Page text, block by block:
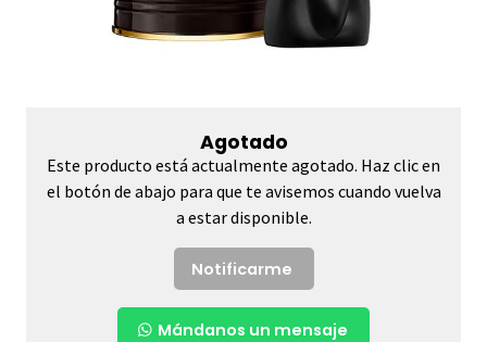
Agotado
Este producto está actualmente agotado. Haz clic en
el botón de abajo para que te avisemos cuando vuelva
a estar disponible.
Notificarme
Mándanos un mensaje